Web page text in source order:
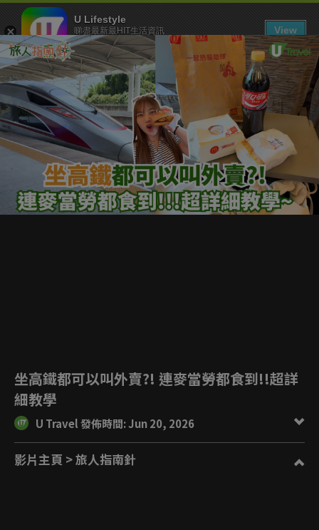
下載 U Lifestyle App
坐高鐵都可以叫外賣?! 連麥當勞都食到!!超詳
細教學
U Travel 發佈時間: Jun 20, 2026
影片主頁 > 旅人指南針
U Lifestyle
睇盡最新最HIT生活資訊
FREE - In Google Play
View